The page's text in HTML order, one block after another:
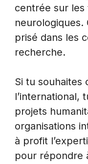
centrée sur
neurologiques.
prisé dans les
recherche.
Si tu souhaites
l’international,
projets
organisations
à profit
pour répondre